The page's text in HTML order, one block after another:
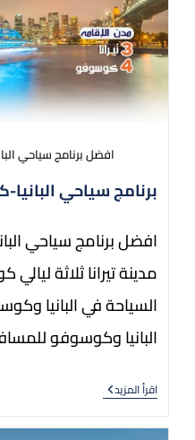
افضل برنامج سياحي البانيا-
برنامج سياحي البانيا-كوسوفو
مدينة تيرانا ثلاثة
السياحة في البانيا
البانيا وكوسوفو
اقرأ المزيد